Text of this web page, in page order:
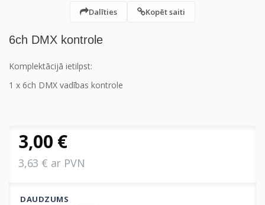
Dalīties Kopēt saiti
6ch DMX kontrole
Komplektācijā ietilpst:
1 x 6ch DMX vadības kontrole
3,00 €
3,63 € ar PVN
DAUDZUMS